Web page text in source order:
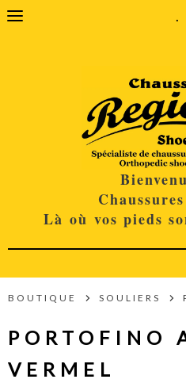
.
Là où vos pieds
BOUTIQUE SOULIERS
PORTOFINO
VERMEL